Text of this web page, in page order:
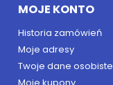
MOJE KONTO
Historia zamówień
Moje adresy
Twoje dane osobiste